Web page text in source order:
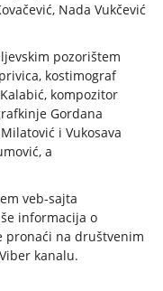
Nada Vukčević
pozorištem
kostimograf
kompozitor
Gordana
i Vukosava
a
veb-sajta
informacija o
pronaći na društvenim
kanalu.